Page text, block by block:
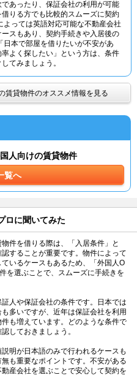
あったり、保証会社の利用が可能
りる方でも比較的スムーズに契約
よっては英語対応可能な不動産会社
スもあり、契約手続きや入居後の
本で部屋を借りたいが不安があ
よく探したい」という方は、条件
てみましょう。
賃貸物件のオススメ情報を見る
人向けの賃貸物件
覧へ
ロに聞いてみた
件を借りる際は、「入居条件」と
認することが重要です。物件によって
いるケースもあるため、「外国人O
を選ぶことで、スムーズに手続きを
人や保証会社の条件です。日本では
多いですが、近年は保証会社を利用
も増えています。どのような条件で
しておきましょう。
明が日本語のみで行われるケースも
も重要なポイントです。不安がある
産会社を選ぶことで安心して契約を